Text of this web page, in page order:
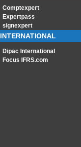
Comptexpert
Expertpass
signexpert
INTERNATIONAL
Dipac International
Focus IFRS.com